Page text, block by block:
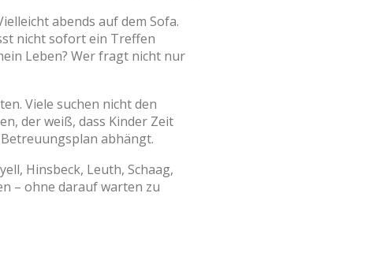
abends auf dem Sofa.
nicht sofort ein Treffen
Leben? Wer fragt nicht nur
Viele suchen nicht den
der weiß, dass Kinder Zeit
Betreuungsplan abhängt.
Hinsbeck, Leuth, Schaag,
– ohne darauf warten zu